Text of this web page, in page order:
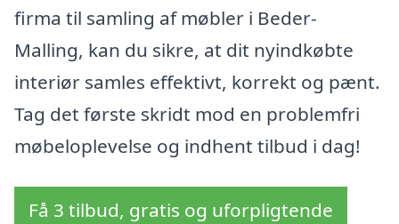
firma til samling af møbler i Beder-
Malling, kan du sikre, at dit nyindkøbte
interiør samles effektivt, korrekt og pænt.
Tag det første skridt mod en problemfri
møbeloplevelse og indhent tilbud i dag!
Få 3 tilbud, gratis og uforpligtende